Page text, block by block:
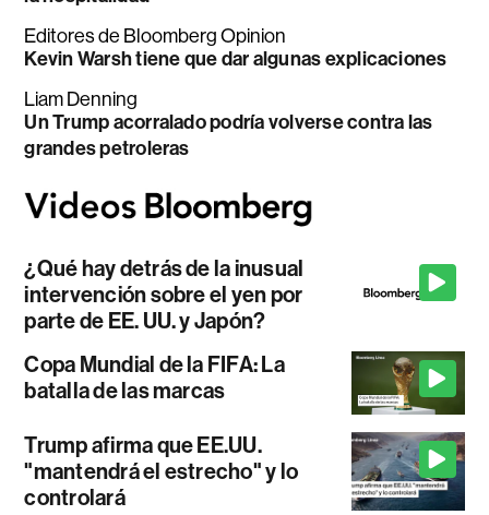
Editores de Bloomberg Opinion
Kevin Warsh tiene que dar algunas explicaciones
Liam Denning
Un Trump acorralado podría volverse contra las
grandes petroleras
¿Qué hay detrás de la inusual
intervención sobre el yen por
parte de EE. UU. y Japón?
Copa Mundial de la FIFA: La
batalla de las marcas
Trump afirma que EE.UU.
"mantendrá el estrecho" y lo
controlará